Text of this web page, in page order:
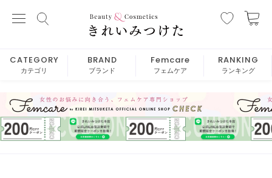
CATEGORY
カテゴリ
BRAND
ブランド
Femcare
フェムケア
RANKING
ランキング